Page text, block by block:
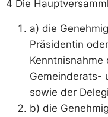
4 Die
a) die
Präsidentin
Gemeinderats-
sowie der
b) die